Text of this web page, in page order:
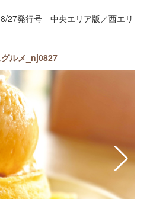
27発行号 中央エリア版／西エリ
ルメ_nj0827